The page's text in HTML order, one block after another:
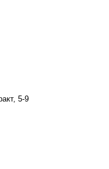
5-9